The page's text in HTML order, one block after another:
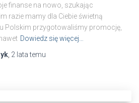
finanse na nowo, szukając
razie mamy dla Ciebie świetną
Polskim przygotowaliśmy promocję,
Dowiedz się więcej…
2 latatemu